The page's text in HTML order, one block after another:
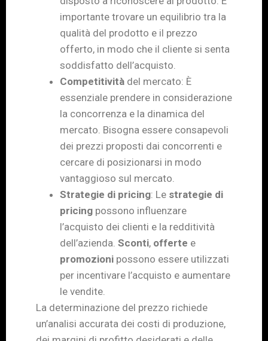
importante trovare un equilibrio tra la
qualità del prodotto e il prezzo
offerto, in modo che il cliente si senta
soddisfatto dell’acquisto.
Competitività del mercato: È
essenziale prendere in considerazione
la concorrenza e la dinamica del
mercato. Bisogna essere consapevoli
dei prezzi proposti dai concorrenti e
cercare di posizionarsi in modo
vantaggioso sul mercato.
Strategie di pricing: Le strategie di
pricing possono influenzare
l’acquisto dei clienti e la redditività
dell’azienda. Sconti, offerte e
promozioni possono essere utilizzati
per incentivare l’acquisto e aumentare
le vendite.
La determinazione del prezzo richiede
un’analisi accurata dei costi di produzione,